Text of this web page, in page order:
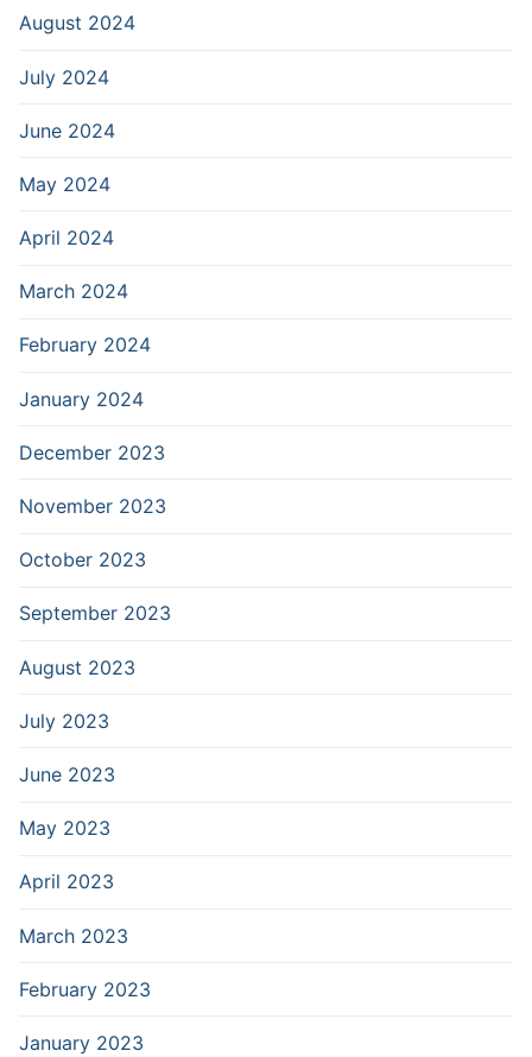
August 2024
July 2024
June 2024
May 2024
April 2024
March 2024
February 2024
January 2024
December 2023
November 2023
October 2023
September 2023
August 2023
July 2023
June 2023
May 2023
April 2023
March 2023
February 2023
January 2023